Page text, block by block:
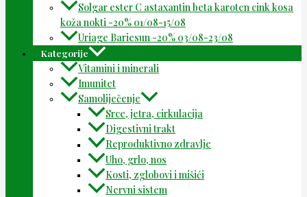
Solgar ester C astaxantin beta karoten cink kosa
koža nokti -20% 01/08-15/08
Uriage Bariesun -20% 03/08-23/08
Kategorije
Vitamini i minerali
Imunitet
Samoliječenje
Srce, jetra, cirkulacija
Digestivni trakt
Reproduktivno zdravlje
Uho, grlo, nos
Kosti, zglobovi i mišići
Nervni sistem